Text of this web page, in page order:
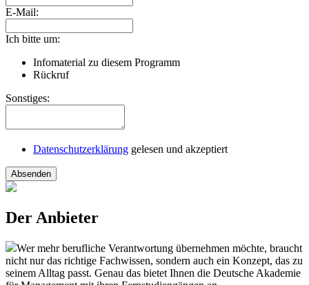
E-Mail:
Ich bitte um:
Infomaterial zu diesem Programm
Rückruf
Sonstiges:
Datenschutzerklärung gelesen und akzeptiert
Absenden
Der Anbieter
Wer mehr berufliche Verantwortung übernehmen möchte, braucht
nicht nur das richtige Fachwissen, sondern auch ein Konzept, das zu
seinem Alltag passt. Genau das bietet Ihnen die Deutsche Akademie